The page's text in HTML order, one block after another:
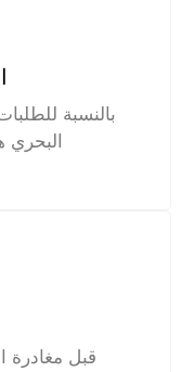
بالنسبة
قبل مغادرة